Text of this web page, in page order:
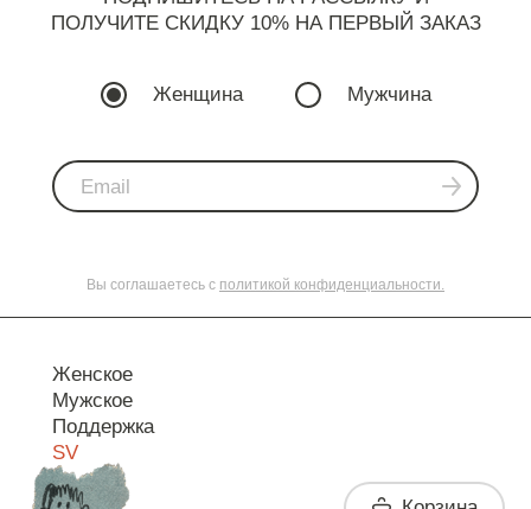
ПОЛУЧИТЕ СКИДКУ 10% НА ПЕРВЫЙ ЗАКАЗ
Женщина Мужчина
Вы соглашаетесь с политикой конфиденциальности.
Женское
Мужское
Поддержка
SV